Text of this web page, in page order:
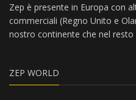
Zep è presente in Europa con
commerciali (Regno Unito e
nostro continente che nel resto
ZEP WORLD